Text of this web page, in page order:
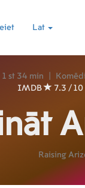
Lat
1 st 34 min
IMDB
7.3 / 10
Raising